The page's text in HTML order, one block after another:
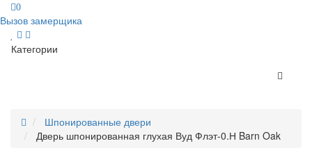
0
Вызов замерщика
Категории
Шпонированные двери
Дверь шпонированная глухая Вуд Флэт-0.Н Barn Oak